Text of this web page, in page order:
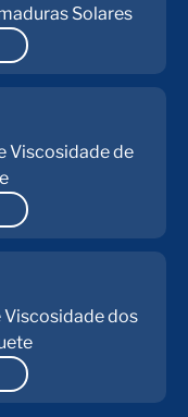
Solares
Viscosidade de
Viscosidade dos